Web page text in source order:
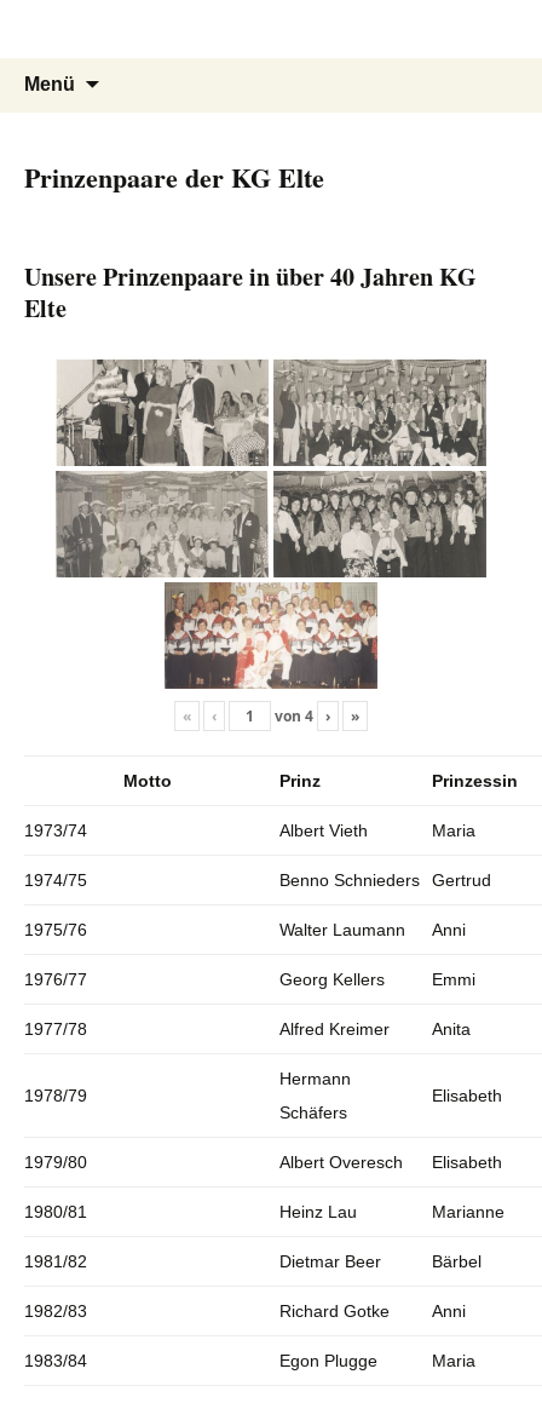
Menü
Prinzenpaare der KG Elte
Unsere Prinzenpaare in über 40 Jahren KG
Elte
« ‹ von 4 › »
Motto Prinz Prinzessin
1973/74 Albert Vieth Maria
1974/75 Benno Schnieders Gertrud
1975/76 Walter Laumann Anni
1976/77 Georg Kellers Emmi
1977/78 Alfred Kreimer Anita
1978/79
Hermann
Schäfers
Elisabeth
1979/80 Albert Overesch Elisabeth
1980/81 Heinz Lau Marianne
1981/82 Dietmar Beer Bärbel
1982/83 Richard Gotke Anni
1983/84 Egon Plugge Maria